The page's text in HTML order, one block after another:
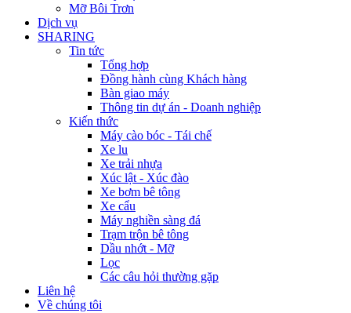
Mỡ Bôi Trơn
Dịch vụ
SHARING
Tin tức
Tổng hợp
Đồng hành cùng Khách hàng
Bàn giao máy
Thông tin dự án - Doanh nghiệp
Kiến thức
Máy cào bóc - Tái chế
Xe lu
Xe trải nhựa
Xúc lật - Xúc đào
Xe bơm bê tông
Xe cẩu
Máy nghiền sàng đá
Trạm trộn bê tông
Dầu nhớt - Mỡ
Lọc
Các câu hỏi thường gặp
Liên hệ
Về chúng tôi